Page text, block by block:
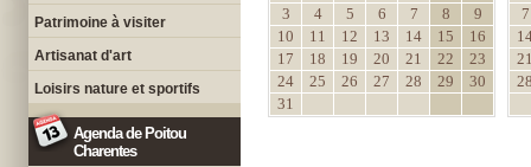
Patrimoine à visiter
Artisanat d'art
Loisirs nature et sportifs
Agenda de Poitou
Charentes
3
4 5 6 7 8
9
10
11 12 13 14 15
16
17
18 19 20 21 22
23
24
25 26 27 28 29
30
31
7